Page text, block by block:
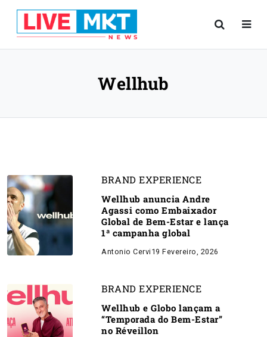
Wellhub
BRAND EXPERIENCE
Wellhub anuncia Andre
Agassi como Embaixador
Global de Bem-Estar e lança
1ª campanha global
Antonio Cervi 19 Fevereiro, 2026
BRAND EXPERIENCE
Wellhub e Globo lançam a
“Temporada do Bem-Estar”
no Réveillon